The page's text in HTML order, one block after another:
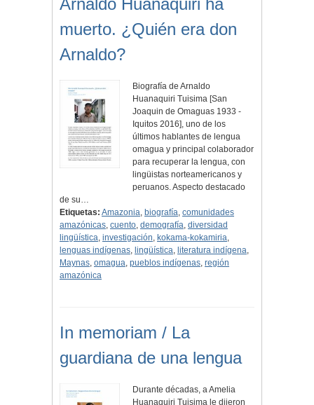
Arnaldo Huanaquiri ha
muerto. ¿Quién era don
Arnaldo?
Biografía de Arnaldo
Huanaquiri Tuisima [San
Joaquin de Omaguas 1933 -
Iquitos 2016], uno de los
últimos hablantes de lengua
omagua y principal colaborador
para recuperar la lengua, con
lingüistas norteamericanos y
peruanos. Aspecto destacado
de su…
Etiquetas: Amazonia, biografía, comunidades
amazónicas, cuento, demografía, diversidad
lingüística, investigación, kokama-kokamiria,
lenguas indígenas, lingüística, literatura indígena,
Maynas, omagua, pueblos indígenas, región
amazónica
In memoriam / La
guardiana de una lengua
Durante décadas, a Amelia
Huanaquiri Tuisima le dijeron